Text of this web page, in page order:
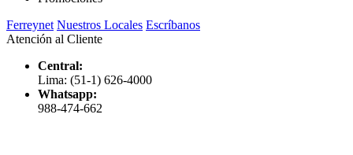
Ferreynet Nuestros Locales Escríbanos
Atención al Cliente
Central:
Lima: (51-1) 626-4000
Whatsapp:
988-474-662